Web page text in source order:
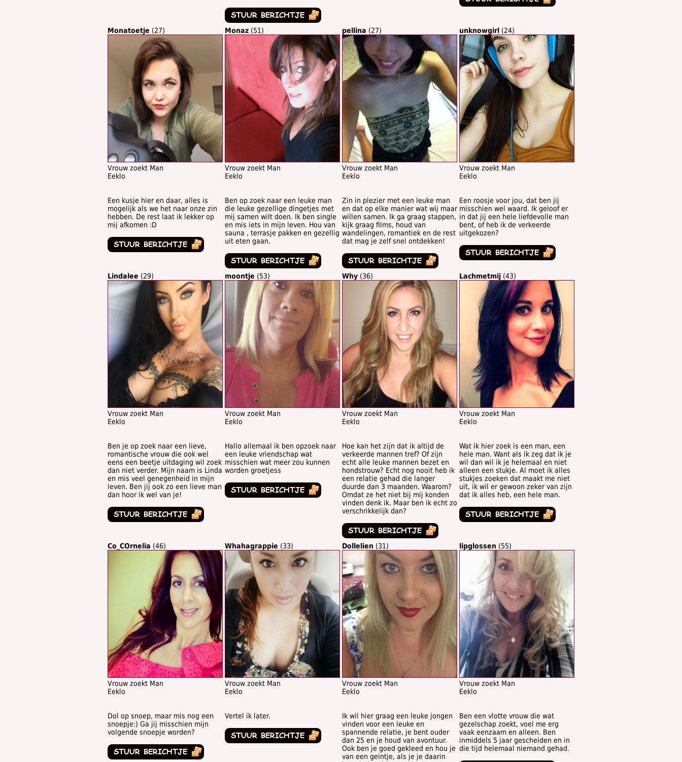
Monatoetje (27)
Vrouw zoekt Man
Eeklo
Een kusje hier en daar, alles is
mogelijk als we het naar onze zin
hebben. De rest laat ik lekker op
mij afkomen :D
Monaz (51)
Vrouw zoekt Man
Eeklo
Ben op zoek naar een leuke man
die leuke gezellige dingetjes met
mij samen wilt doen. Ik ben single
en mis iets in mijn leven. Hou van
sauna , terrasje pakken en gezellig
uit eten gaan.
pellina (27)
Vrouw zoekt Man
Eeklo
Zin in plezier met een leuke man
en dat op elke manier wat wij maar
willen samen. Ik ga graag stappen,
kijk graag films, houd van
wandelingen, romantiek en de rest
dat mag je zelf snel ontdekken!
unknowgirl (24)
Vrouw zoekt Man
Eeklo
Een roosje voor jou, dat ben jij
misschien wel waard. Ik geloof er
in dat jij een hele liefdevolle man
bent, of heb ik de verkeerde
uitgekozen?
Lindalee (29)
Vrouw zoekt Man
Eeklo
Ben je op zoek naar een lieve,
romantische vrouw die ook wel
eens een beetje uitdaging wil zoek
dan niet verder. Mijn naam is Linda
en mis veel genegenheid in mijn
leven. Ben jij ook zo een lieve man
dan hoor ik wel van je!
moontje (53)
Vrouw zoekt Man
Eeklo
Hallo allemaal ik ben opzoek naar
een leuke vriendschap wat
misschien wat meer zou kunnen
worden groetjess
Why (36)
Vrouw zoekt Man
Eeklo
Hoe kan het zijn dat ik altijd de
verkeerde mannen tref? Of zijn
echt alle leuke mannen bezet en
hondstrouw? Echt nog nooit heb ik
een relatie gehad die langer
duurde dan 3 maanden. Waarom?
Omdat ze het niet bij mij konden
vinden denk ik. Maar ben ik echt zo
verschrikkelijk dan?
Lachmetmij (43)
Vrouw zoekt Man
Eeklo
Wat ik hier zoek is een man, een
hele man. Want als ik zeg dat ik je
wil dan wil ik je helemaal en niet
alleen een stukje. Al moet ik alles
stukjes zoeken dat maakt me niet
uit, ik wil er gewoon zeker van zijn
dat ik alles heb, een hele man.
Co_COrnelia (46)
Vrouw zoekt Man
Eeklo
Dol op snoep, maar mis nog een
snoepje:) Ga jij misschien mijn
volgende snoepje worden?
Whahagrappie (33)
Vrouw zoekt Man
Eeklo
Vertel ik later.
Dollelien (31)
Vrouw zoekt Man
Eeklo
Ik wil hier graag een leuke jongen
vinden voor een leuke en
spannende relatie, je bent ouder
dan 25 en je houd van avontuur.
Ook ben je goed gekleed en hou je
van een geintje, als je je daarin
lipglossen (55)
Vrouw zoekt Man
Eeklo
Ben een vlotte vrouw die wat
gezelschap zoekt, voel me erg
vaak eenzaam en alleen. Ben
inmiddels 5 jaar gescheiden en in
die tijd helemaal niemand gehad.